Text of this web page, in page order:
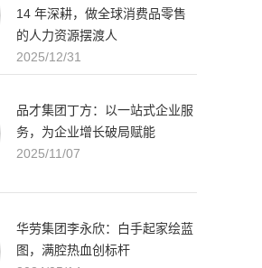
14 年深耕，做全球消费品零售
的人力资源摆渡人
2025/12/31
品才集团丁方：以一站式企业服
务，为企业增长破局赋能
2025/11/07
华劳集团李永欣：白手起家绘蓝
图，满腔热血创标杆